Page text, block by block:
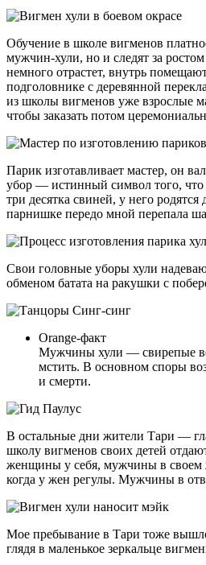
Обучение в школе вигменов
мужчин-хули, но и следят за
немного отрастет, внутрь
подголовнике с деревянной
из школы вигменов уже взрослые
чтобы заказать потом
Парик изготавливает мастер, он
убор — истинный символ того, что
три десятка свиней, у него
парнишке передо мной перепала
Свои головные уборы хули
обменом батата на ракушки с
Orange-факт
Мужчины хули — свирепые
мстить. В основном споры
и смерти.
В остальные дни жители Тари —
школу вигменов своих детей
женщины у себя, мужчины в своем
когда у жен регулы. Мужчины в
Мое пребывание в Тари тоже
глядя в маленькое зеркальце